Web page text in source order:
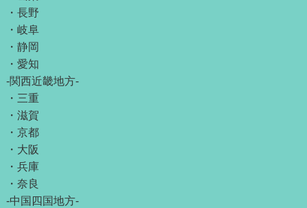
・ 長野
・ 岐阜
・ 静岡
・ 愛知
-関西近畿地方-
・ 三重
・ 滋賀
・ 京都
・ 大阪
・ 兵庫
・ 奈良
-中国四国地方-